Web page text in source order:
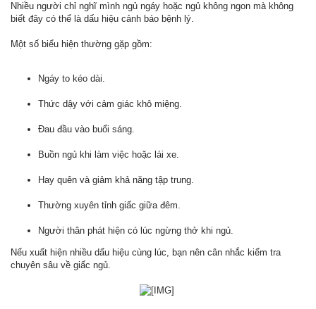
Nhiều người chỉ nghĩ mình ngủ ngáy hoặc ngủ không ngon mà không
biết đây có thể là dấu hiệu cảnh báo bệnh lý.
Một số biểu hiện thường gặp gồm:
Ngáy to kéo dài.
Thức dậy với cảm giác khô miệng.
Đau đầu vào buổi sáng.
Buồn ngủ khi làm việc hoặc lái xe.
Hay quên và giảm khả năng tập trung.
Thường xuyên tỉnh giấc giữa đêm.
Người thân phát hiện có lúc ngừng thở khi ngủ.
Nếu xuất hiện nhiều dấu hiệu cùng lúc, bạn nên cân nhắc kiểm tra
chuyên sâu về giấc ngủ.